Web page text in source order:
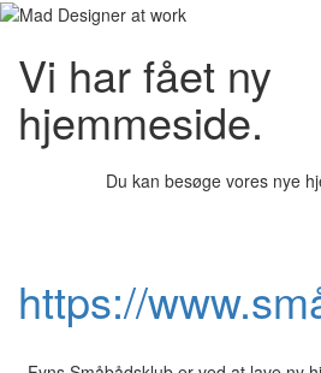
Vi har fået ny
hjemmeside.
Du kan besøge vores nye
https://